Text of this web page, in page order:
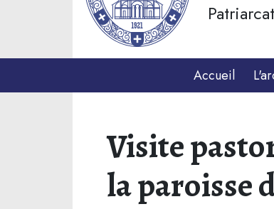
Accueil
Visite
la paroisse